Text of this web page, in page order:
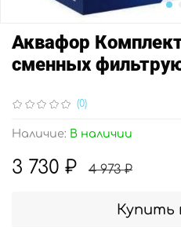
(0)
Наличие: В наличии
Аквафор
сменных
3 730 ₽ 4 973 ₽
Купить